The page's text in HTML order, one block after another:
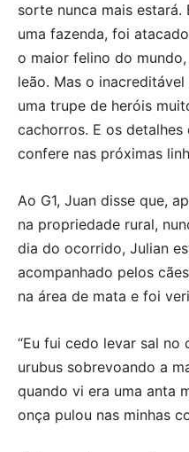
sorte nunca mais
uma fazenda, foi
o maior felino do
leão. Mas o
uma trupe de heróis
cachorros. E os
confere nas próximas
Ao G1, Juan disse que,
na propriedade rural,
dia do ocorrido, Julian
acompanhado pelos
na área de mata e foi
“Eu fui cedo levar sal no
urubus sobrevoando a
quando vi era uma anta
onça pulou nas minhas